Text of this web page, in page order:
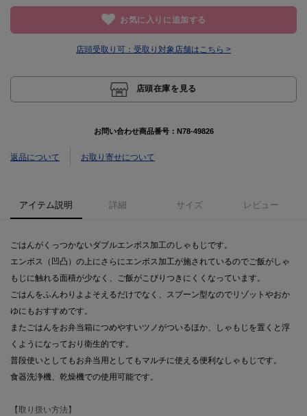
お気に入りに追加する
店頭受取り可： 受取り対象店舗はこちら >
店頭在庫を見る
お問い合わせ商品番号： N78-49826
返品について お取り寄せについて
アイテム説明 詳細 サイズ レビュー
ごはんがくっつかないダブルエンボス加工のしゃもじです。
エンボス（凹凸）の上にさらにエンボス加工が施されているのでご飯がしゃ
もじに触れる面積が少なく、ご飯がこびりつきにくくなっています。
ごはんをふんわりよよそえるだけでなく、スプーン型なのでリゾットやおか
ゆにもおすすめです。
またごはんをお弁当箱につめやすいツノがついるほか、しゃもじを置くと浮
くようになっており衛生的です。
普段使いとしてもお弁当用としてもマルチに使える便利なしゃもじです。
食器洗浄機、乾燥機での使用可能です。
【取り扱い方法】